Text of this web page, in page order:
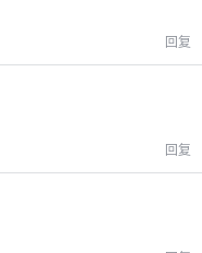
回复
回复